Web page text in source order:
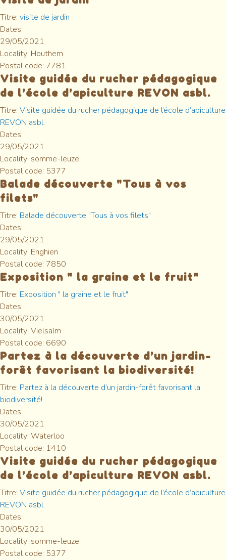
Titre: visite de jardin
Dates:
29/05/2021
Locality: Houthem
Postal code: 7781
Visite guidée du rucher pédagogique
de l’école d’apiculture REVON asbl.
Titre: Visite guidée du rucher pédagogique de l’école d’apiculture
REVON asbl.
Dates:
29/05/2021
Locality: somme-leuze
Postal code: 5377
Balade découverte "Tous à vos
filets"
Titre: Balade découverte "Tous à vos filets"
Dates:
29/05/2021
Locality: Enghien
Postal code: 7850
Exposition " la graine et le fruit"
Titre: Exposition " la graine et le fruit"
Dates:
30/05/2021
Locality: Vielsalm
Postal code: 6690
Partez à la découverte d’un jardin-
forêt favorisant la biodiversité!
Titre: Partez à la découverte d’un jardin-forêt favorisant la
biodiversité!
Dates:
30/05/2021
Locality: Waterloo
Postal code: 1410
Visite guidée du rucher pédagogique
de l’école d’apiculture REVON asbl.
Titre: Visite guidée du rucher pédagogique de l’école d’apiculture
REVON asbl.
Dates:
30/05/2021
Locality: somme-leuze
Postal code: 5377